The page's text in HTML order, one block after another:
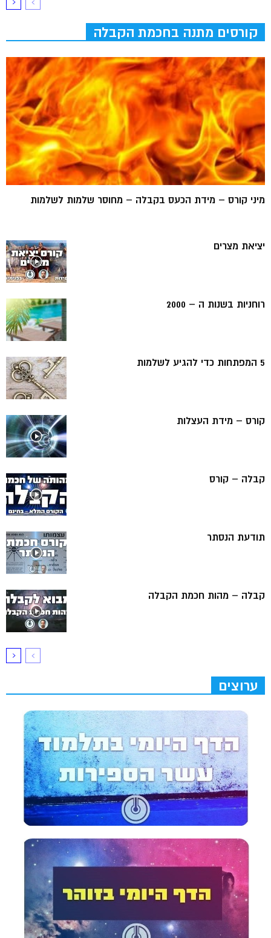
קורסים מתנה בחכמת הקבלה
מיני קורס – מידת הכעס בקבלה – מחוסר שלמות לשלמות
יציאת מצרים
רוחניות בשנות ה – 2000
5 המפתחות כדי להגיע לשלמות
קורס – מידת העצלות
קבלה – קורס
תודעת הנסתר
קבלה – מהות חכמת הקבלה
ערוצים